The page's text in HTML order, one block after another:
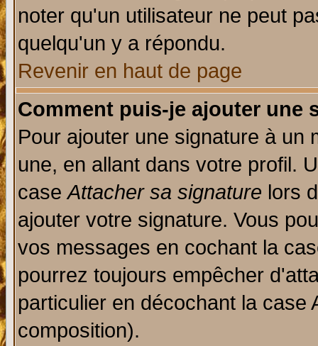
noter qu'un utilisateur ne peut
quelqu'un y a répondu.
Revenir en haut de page
Comment puis-je ajouter une
Pour ajouter une signature à un
une, en allant dans votre profil.
caseAttacher sa signature lors
ajouter votre signature. Vous
vos messages en cochant la
pourrez toujours empêcher
particulier en décochant la
composition).